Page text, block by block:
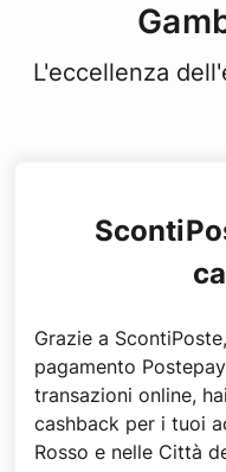
L'eccellenza
Grazie a
pagamento
transazioni online,
cashback per i tuoi
Rosso e nelle Città